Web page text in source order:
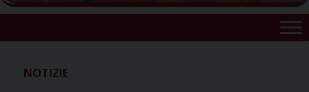
NOTIZIE